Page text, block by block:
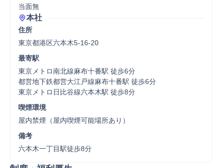
当面無
本社
住所
東京都港区六本木5-16-20
最寄駅
東京メトロ南北線麻布十番駅 徒歩6分
都営地下鉄都営大江戸線麻布十番駅 徒歩6分
東京メトロ日比谷線六本木駅 徒歩8分
喫煙環境
屋内禁煙（屋内喫煙可能場所あり）
備考
六本木一丁目駅徒歩8分